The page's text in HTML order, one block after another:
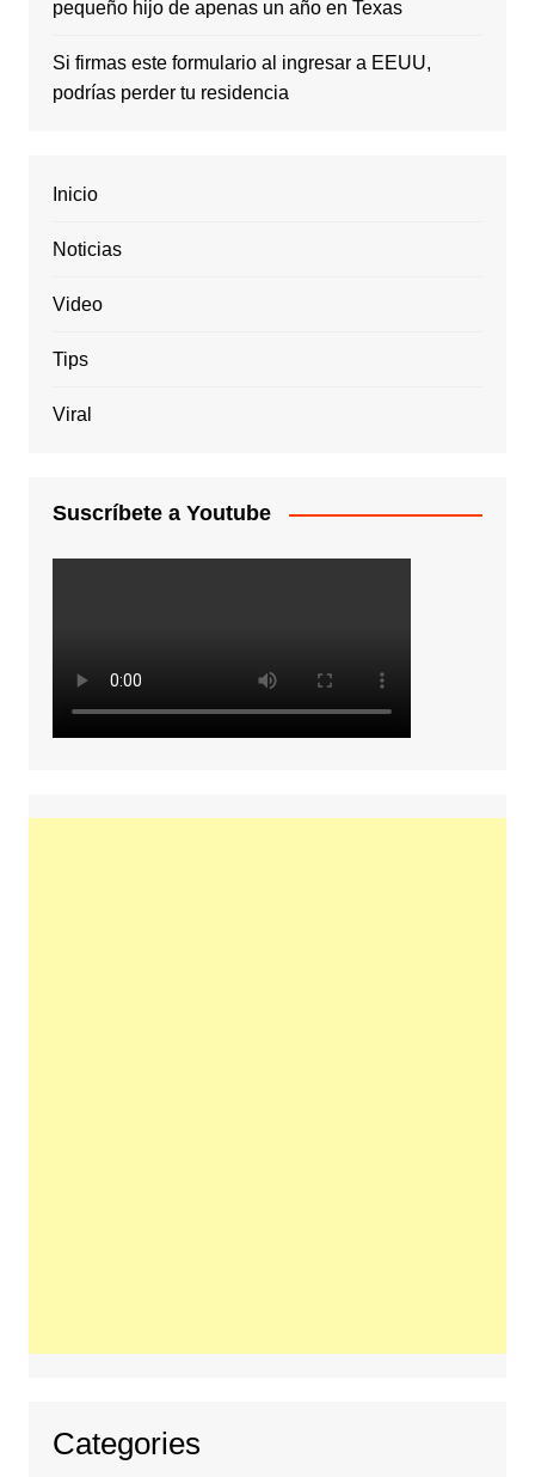
pequeño hijo de apenas un año en Texas
Si firmas este formulario al ingresar a EEUU,
podrías perder tu residencia
Inicio
Noticias
Video
Tips
Viral
Suscríbete a Youtube
Categories